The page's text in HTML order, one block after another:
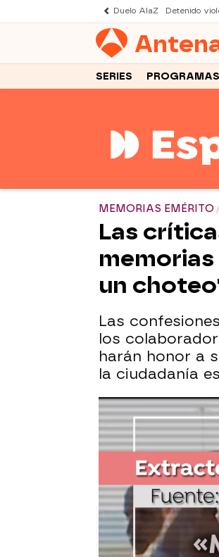
Duelo AlaZ Detenido
SERIES PROGRAMAS
MEMORIAS EMÉRITO
Las
un
Las
los
harán honor a
la ciudadanía
Polémica por
familia que ve
El joven que
entraba en
El análisis de